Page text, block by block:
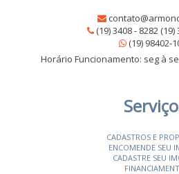
(19) 3408 - 8282 (19)
(19) 98402-
Horário Funcionamento: seg à
CADASTROS E
ENCOMENDE SEU
CADASTRE SEU